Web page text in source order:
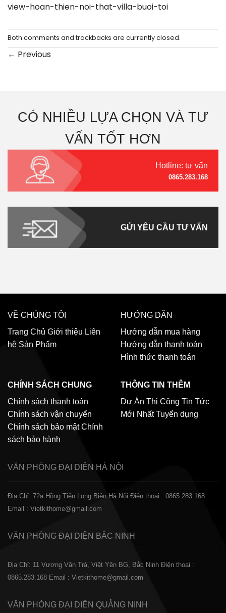
view-hoan-thien-noi-that-villa-buoi-toi
Both comments and trackbacks are currently closed.
← Previous
CÓ NHIỀU LỰA CHỌN VÀ TƯ
VẤN TỐT HƠN
Hotline: tư vấn
0865.283.168
GỬI YÊU CẦU TƯ VẤN
VỀ CHÚNG TÔI
Trang Chủ Giới thiệu Liên
hệ Sản Phẩm
HƯỚNG DẪN
Hướng dẫn mua hàng
Hướng dẫn thanh toán
Hình thức thanh toán
CHÍNH SÁCH CHUNG
Chính sách thanh toán
Chính sách vận chuyển
Chính sách bảo mật Chính
sách bảo hành
THÔNG TIN THÊM
Dự Án Thi Công Tin Tức
Mới Nhất Tuyển dụng
VĂN PHÒNG ĐẠI DIỆN HÀ NỘI
Địa Chỉ: 72a Hồng Tiến Long Biên Hà Nội Điện thoại : 0865.283.168
Email : Vietkithome@gmail.com
VĂN PHÒNG ĐẠI DIỆN BẮC NINH
Địa Chỉ: 11 Vương Văn Trà, Việt Yên BG, Bắc Ninh Điện thoại :
0865.283.168 Email : Vietkithome@gmail.com
VĂN PHÒNG ĐẠI DIỆN QUẢNG NINH